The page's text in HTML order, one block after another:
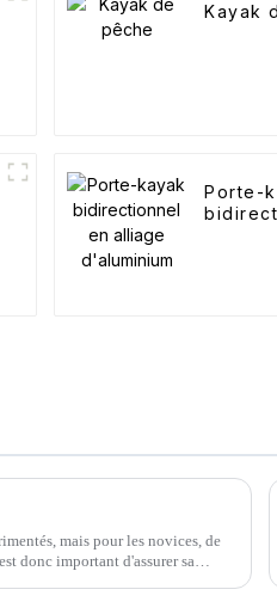
Kayak
Porte-
mais pour les novices, de
donc important d'assurer sa